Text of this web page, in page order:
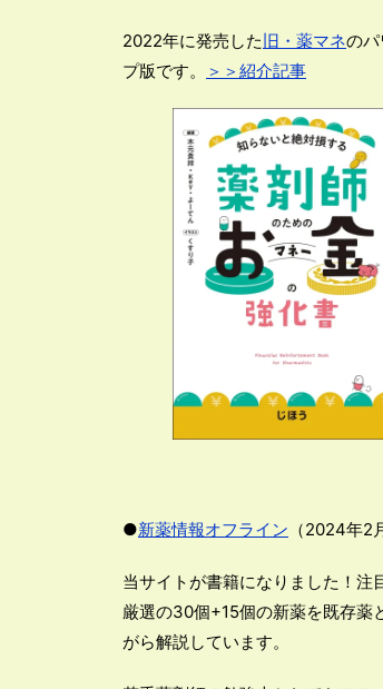
2022年に発売した旧・薬マネのパ
プ版です。
＞＞紹介記事
●新薬情報オフライン （2024年2
当サイトが書籍になりました！注
厳選の30個+15個の新薬を既存薬
がら解説しています。